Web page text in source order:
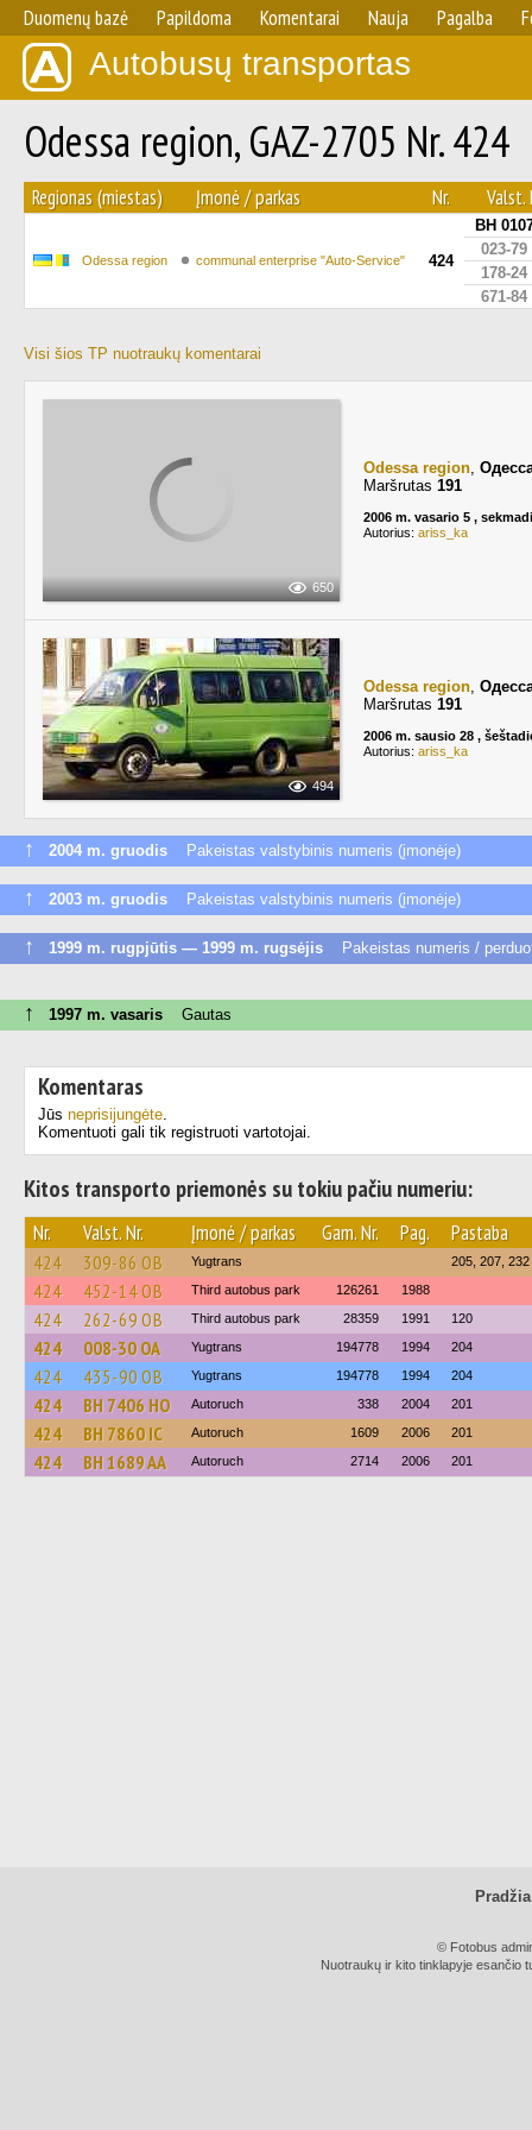
Duomenų bazė Papildoma Komentarai Nauja Pagalba
Autobusų transportas
Odessa region, GAZ-2705 Nr. 424
Regionas (miestas) Įmonė / parkas Nr. Valst.
Odessa region communal enterprise "Auto-Service" 424
BH
023-
178-
671-
Visi šios TP nuotraukų komentarai
650
Odessa region,
Maršrutas 191
2006 m. vasario 5 ,
Autorius: ariss_ka
494
Odessa region,
Maršrutas 191
2006 m. sausio 28 ,
Autorius: ariss_ka
↑ 2004 m. gruodis Pakeistas valstybinis numeris (įmonėje)
↑ 2003 m. gruodis Pakeistas valstybinis numeris (įmonėje)
↑ 1999 m. rugpjūtis — 1999 m. rugsėjis Pakeistas numeris /
↑ 1997 m. vasaris Gautas
Komentaras
Jūs neprisijungėte.
Komentuoti gali tik registruoti vartotojai.
Kitos transporto priemonės su tokiu pačiu numeriu:
Nr. Valst. Nr. Įmonė / parkas Gam. Nr. Pag. Pastaba
424 309-86 ОВ Yugtrans 205, 207, 232
424 452-14 ОВ Third autobus park 126261 1988
424 262-69 ОВ Third autobus park 28359 1991 120
424 008-30 ОА Yugtrans 194778 1994 204
424 435-90 ОВ Yugtrans 194778 1994 204
424 BH 7406 HO Autoruch 338 2004 201
424 BH 7860 IC Autoruch 1609 2006 201
424 BH 1689 AA Autoruch 2714 2006 201
Pradžia
© Fotobus
Nuotraukų ir kito tinklapyje esančio